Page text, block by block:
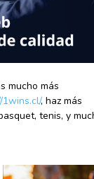
mucho más
, haz más
tenis, y